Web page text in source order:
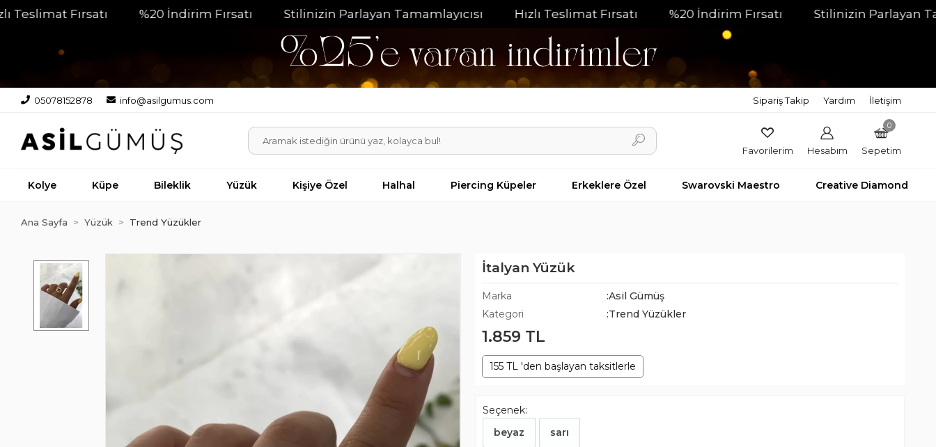
Fırsatı %20 İndirim Fırsatı Stilinizin Parlayan Tamamlayıcısı Hızlı Teslimat Fırsatı %20 İndirim Fırsatı Stilinizin Parlayan
05078152878 info@asilgumus.com Sipariş Takip Yardım İletişim
Favorilerim Hesabım
0
Sepetim
Kolye Küpe Bileklik Yüzük Kişiye Özel Halhal Piercing Küpeler Erkeklere Özel Swarovski Maestro Creative Diamond
Ana Sayfa Yüzük Trend Yüzükler
İtalyan Yüzük
Marka
:Asil Gümüş
Kategori
:Trend Yüzükler
1.859 TL
155 TL 'den başlayan taksitlerle
Seçenek:
beyaz
sarı